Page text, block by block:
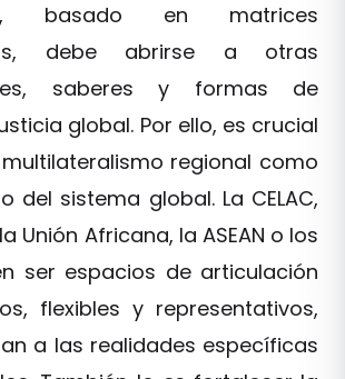
basado en matrices
debe abrirse a otras
saberes y formas de
global. Por ello, es crucial
regional como
del sistema global. La CELAC,
Unión Africana, la ASEAN o los
ser espacios de articulación
flexibles y representativos,
a las realidades específicas